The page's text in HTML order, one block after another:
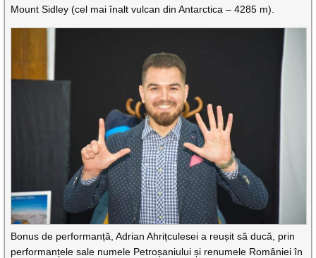
Mount Sidley (cel mai înalt vulcan din Antarctica – 4285 m).
Bonus de performanță, Adrian Ahrițculesei a reușit să ducă, prin
performanțele sale numele Petroșaniului și renumele României în